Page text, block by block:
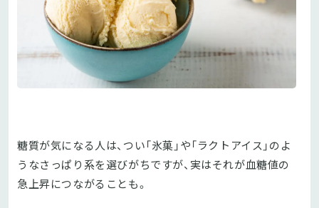
糖質が気になる人は、つい「氷菓」や「ラクトアイス」のよ
うなさっぱり系を選びがちですが、実はそれが血糖値の
急上昇につながることも。